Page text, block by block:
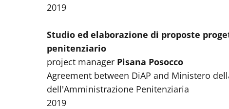
2019
Studio ed elaborazione di proposte
penitenziario
project manager Pisana Posocco
Agreement between DiAP and Ministero
dell'Amministrazione Penitenziaria
2019